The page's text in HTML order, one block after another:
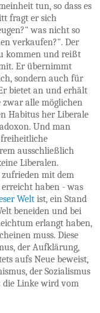
tun, so dass es
fragt er sich
was nicht so
verkaufen?". Der
kommen und reißt
Er übernimmt
sondern auch für
bietet an und erhält
zwar alle möglichen
Habitus her Liberale
Und man
ausschließlich
Liberalen.
zufrieden mit dem
haben - was
Welt ist, ein Stand
beneiden und bei
erlangt haben,
muss. Diese
der Aufklärung,
aufs Neue beweist,
der Sozialismus
die Linke wird vom